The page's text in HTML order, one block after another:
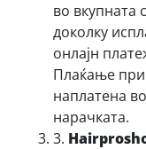
во вкупната
доколку
онлајн
Плаќање при
наплатена
нарачката.
3.